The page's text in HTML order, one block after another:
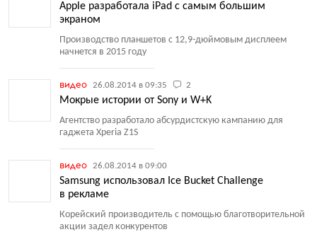
Apple разработала iPad с самым большим
экраном
Производство планшетов с 12,9-дюймовым дисплеем
начнется в 2015 году
видео 26.08.2014 в 09:35 2
Мокрые истории от Sony и W+K
Агентство разработало абсурдистскую кампанию для
гаджета Xperia Z1S
видео 26.08.2014 в 09:00
Samsung использовал Ice Bucket Challenge
в рекламе
Корейский производитель с помощью благотворительной
акции задел конкурентов